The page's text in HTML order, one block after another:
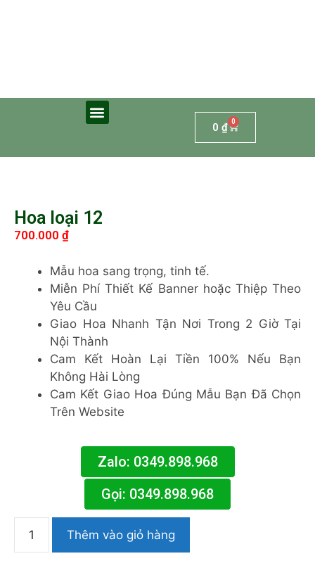
0 ₫ 0
Hoa loại 12
700.000 ₫
Mẫu hoa sang trọng, tinh tế.
Miễn Phí Thiết Kế Banner hoặc Thiệp Theo
Yêu Cầu
Giao Hoa Nhanh Tận Nơi Trong 2 Giờ Tại
Nội Thành
Cam Kết Hoàn Lại Tiền 100% Nếu Bạn
Không Hài Lòng
Cam Kết Giao Hoa Đúng Mẫu Bạn Đã Chọn
Trên Website
Zalo: 0349.898.968
Gọi: 0349.898.968
Thêm vào giỏ hàng